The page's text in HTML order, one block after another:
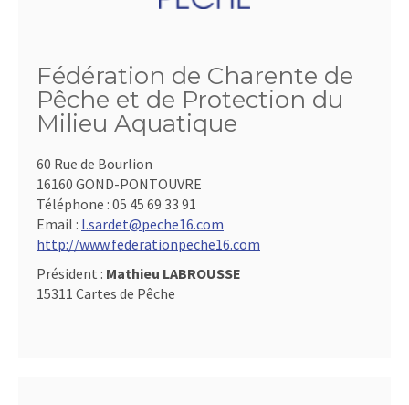
Fédération de Charente de
Pêche et de Protection du
Milieu Aquatique
60 Rue de Bourlion
16160 GOND-PONTOUVRE
Téléphone : 05 45 69 33 91
Email : l.sardet@peche16.com
http://www.federationpeche16.com
Président : Mathieu LABROUSSE
15311 Cartes de Pêche